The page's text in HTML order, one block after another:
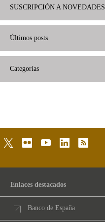
SUSCRIPCIÓN A NOVEDADES
Últimos posts
Categorías
twitterflickr youtubelinkedinrss
Enlaces destacados
Banco de España